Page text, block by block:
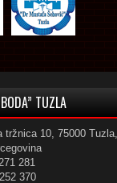
TUZLA
tržnica 10, 75000 Tuzla,
281
370